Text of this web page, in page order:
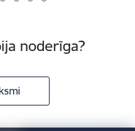
noderīga?